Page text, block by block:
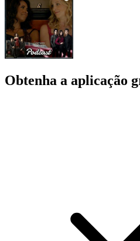
Obtenha a aplicação